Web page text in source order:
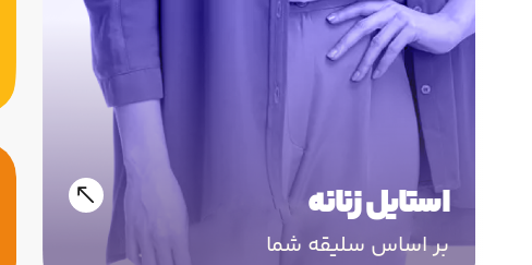
استایل زنانه
بر اساس سلیقه شما